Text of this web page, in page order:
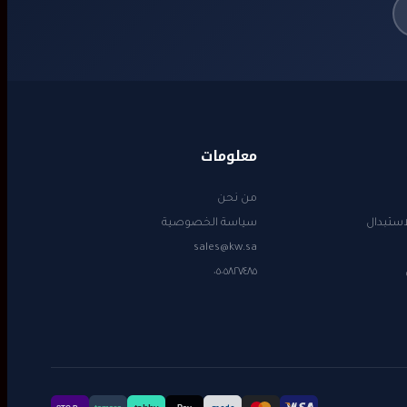
معلومات
من نحن
سياسة الخصوصية
sales@kw.sa
٠٥٠٥٨٢٧٤٨٥